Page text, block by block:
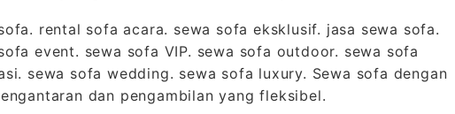
rental sofa acara. sewa sofa eksklusif. jasa sewa sofa.
event. sewa sofa VIP. sewa sofa outdoor. sewa sofa
sewa sofa wedding. sewa sofa luxury. Sewa sofa dengan
dan pengambilan yang fleksibel.